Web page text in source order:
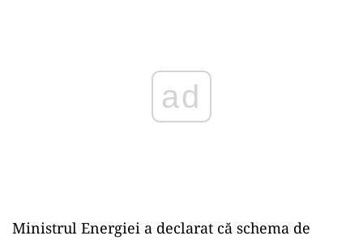
Ministrul Energiei a declarat că schema de